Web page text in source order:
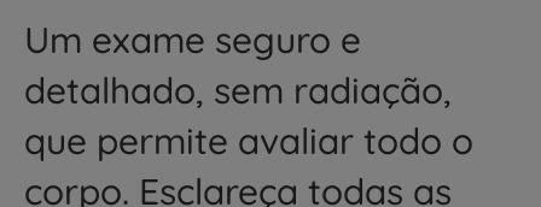
Um exame seguro e
detalhado, sem radiação,
que permite avaliar todo o
corpo. Esclareça todas as